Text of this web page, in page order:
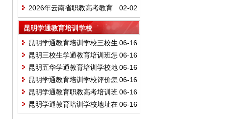
管理类职业技能考试说明
02-02
2026年云南省职教高考教育
类职业技能考试说明
昆明学通教育培训学校
06-16
昆明学通教育培训学校三校生
学费多少
06-16
昆明三校生学通教育培训班怎
么样
06-16
昆明五华学通教育培训学校地
址
06-16
昆明学通教育培训学校评价怎
么样
06-16
昆明学通教育职教高考培训班
怎么样
06-16
昆明学通教育培训学校地址在
哪里